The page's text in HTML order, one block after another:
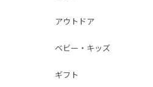
アウトドア
ベビー・キッズ
ギフト